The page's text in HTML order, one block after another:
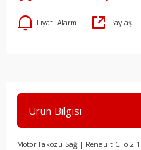
Fiyatı Alarmı Paylaş
Ürün Bilgisi
Motor Takozu Sağ | Renault Clio 2